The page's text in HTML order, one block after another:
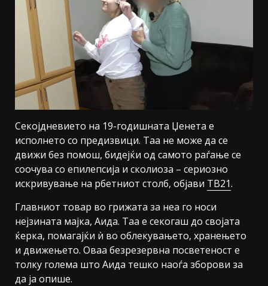
Секојдневието на 19-годишната Џенета е
исполнето со предизвици. Таа не може да се
движи без помош, бидејќи од самото раѓање се
соочува со епилепсија и сколиоза – сериозно
искривување на рбетниот столб, објави ТВ21.
Главниот товар во грижата за неа го носи
нејзината мајка, Аида. Таа е секогаш до својата
ќерка, помагајќи ѝ во облекувањето, хранењето
и движењето. Оваа безрезервна посветеност е
толку голема што Аида тешко наоѓа зборови за
да ја опише.